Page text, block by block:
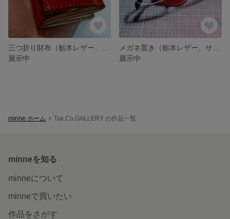
展示中
展示中
minne ホーム Tak.Co.GALLERY の作品一覧
minneを知る
minneについて
minneで買いたい
作品をさがす